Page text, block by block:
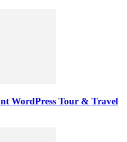
WordPress Tour & Travel